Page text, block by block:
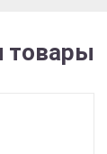
товары